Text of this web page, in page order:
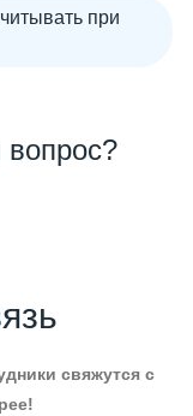
при
свяжутся с